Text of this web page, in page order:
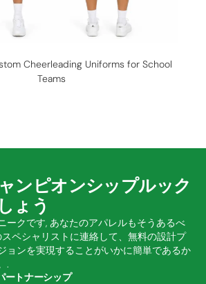
Cheerleading Uniforms for School
Teams
ンピオンシップルック
ょう
ークです, あなたのアパレルもそうあるべ
ペシャリストに連絡して、無料の設計プ
ョンを実現することがいかに簡単であるか
.
ートナーシップ